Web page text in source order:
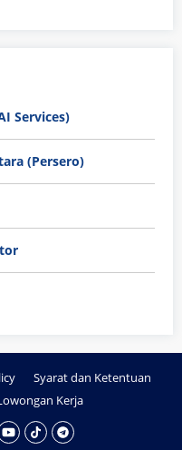
Services)
(Persero)
Syarat dan Ketentuan
Kerja